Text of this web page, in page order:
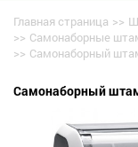
Главная страница >>
>> Самонаборные
>> Самонаборный
Самонаборный